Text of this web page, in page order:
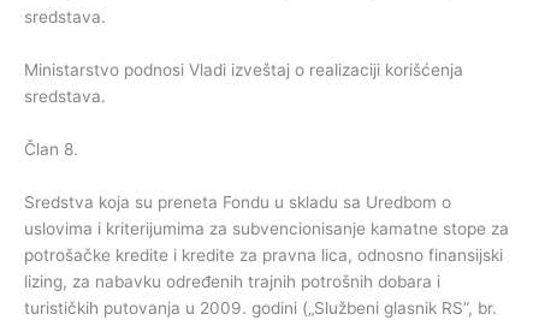
sredstava.
Ministarstvo podnosi Vladi izveštaj o realizaciji korišćenja
sredstava.
Član 8.
Sredstva koja su preneta Fondu u skladu sa Uredbom o
uslovima i kriterijumima za subvencionisanje kamatne stope za
potrošačke kredite i kredite za pravna lica, odnosno finansijski
lizing, za nabavku određenih trajnih potrošnih dobara i
turističkih putovanja u 2009. godini („Službeni glasnik RS”, br.